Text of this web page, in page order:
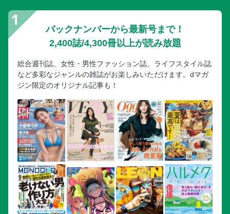
バックナンバーから最新号まで！
2,400誌/4,300冊以上が読み放題
総合週刊誌、女性・男性ファッション誌、ライフスタイル誌
など多彩なジャンルの雑誌がお楽しみいただけます。dマガ
ジン限定のオリジナル記事も！